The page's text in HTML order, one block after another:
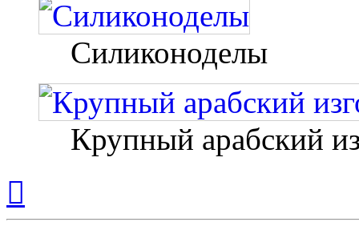
Силиконоделы
Крупный арабский
началу